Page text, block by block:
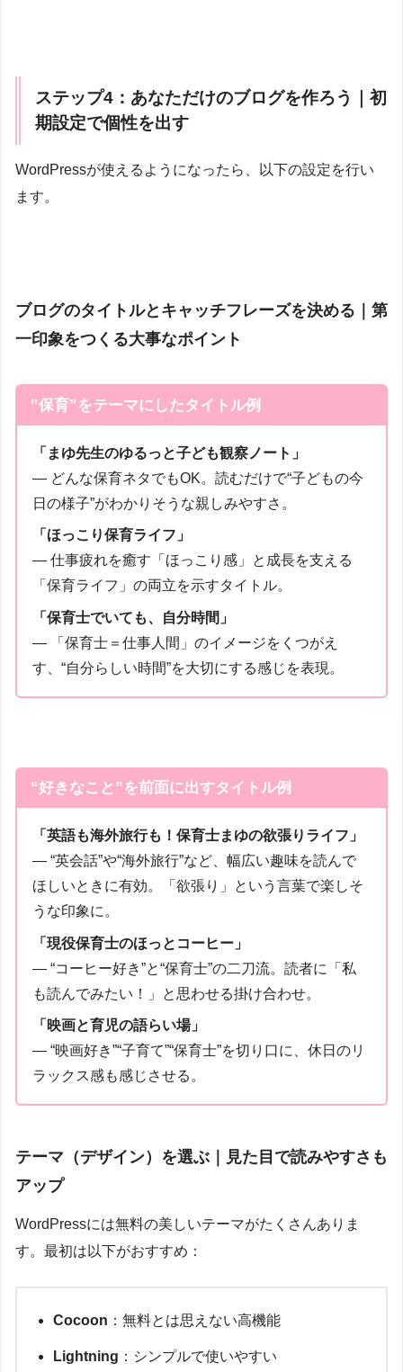
ステップ4：あなただけのブログを作ろう｜初
期設定で個性を出す
WordPressが使えるようになったら、以下の設定を行い
ます。
ブログのタイトルとキャッチフレーズを決める｜第
一印象をつくる大事なポイント
‟保育”をテーマにしたタイトル例
「まゆ先生のゆるっと子ども観察ノート」
― どんな保育ネタでもOK。読むだけで“子どもの今
日の様子”がわかりそうな親しみやすさ。
「ほっこり保育ライフ」
― 仕事疲れを癒す「ほっこり感」と成長を支える
「保育ライフ」の両立を示すタイトル。
「保育士でいても、自分時間」
― 「保育士＝仕事人間」のイメージをくつがえ
す、“自分らしい時間”を大切にする感じを表現。
“好きなこと”を前面に出すタイトル例
「英語も海外旅行も！保育士まゆの欲張りライフ」
― “英会話”や“海外旅行”など、幅広い趣味を読んで
ほしいときに有効。「欲張り」という言葉で楽しそ
うな印象に。
「現役保育士のほっとコーヒー」
― “コーヒー好き”と“保育士”の二刀流。読者に「私
も読んでみたい！」と思わせる掛け合わせ。
「映画と育児の語らい場」
― “映画好き”“子育て”“保育士”を切り口に、休日のリ
ラックス感も感じさせる。
テーマ（デザイン）を選ぶ｜見た目で読みやすさも
アップ
WordPressには無料の美しいテーマがたくさんありま
す。最初は以下がおすすめ：
Cocoon ：無料とは思えない高機能
Lightning ：シンプルで使いやすい